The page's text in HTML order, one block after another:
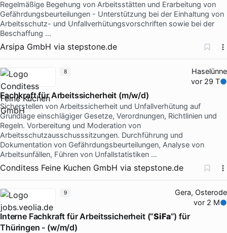
Regelmäßige Begehung von Arbeitsstätten und Erarbeitung von
Gefährdungsbeurteilungen - Unterstützung bei der Einhaltung von
Arbeitsschutz- und Unfallverhütungsvorschriften sowie bei der
Beschaffung …
Arsipa GmbH via stepstone.de
Haselünne
vor 29 T
Fachkraft für Arbeitssicherheit (m/w/d)
Sicherstellen von Arbeitssicherheit und Unfallverhütung auf
Grundlage einschlägiger Gesetze, Verordnungen, Richtlinien und
Regeln. Vorbereitung und Moderation von
Arbeitsschutzausschusssitzungen. Durchführung und
Dokumentation von Gefährdungsbeurteilungen, Analyse von
Arbeitsunfällen, Führen von Unfallstatistiken …
Conditess Feine Kuchen GmbH via stepstone.de
8
Gera, Osterode
vor 2 M
Interne Fachkraft für Arbeitssicherheit (“SiFa”) für
Thüringen - (w/m/d)
9